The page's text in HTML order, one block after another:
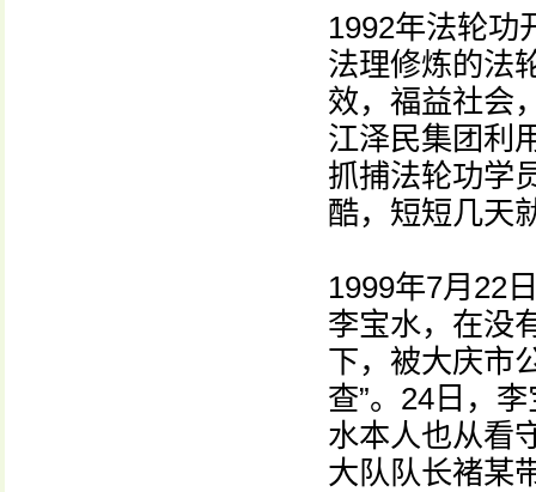
1992年法轮功
法理修炼的法
效，福益社会
江泽民集团利
抓捕法轮功学
酷，短短几天
1999年7月22
李宝水，在没
下，被大庆市
查”。24日，
水本人也从看
大队队长褚某